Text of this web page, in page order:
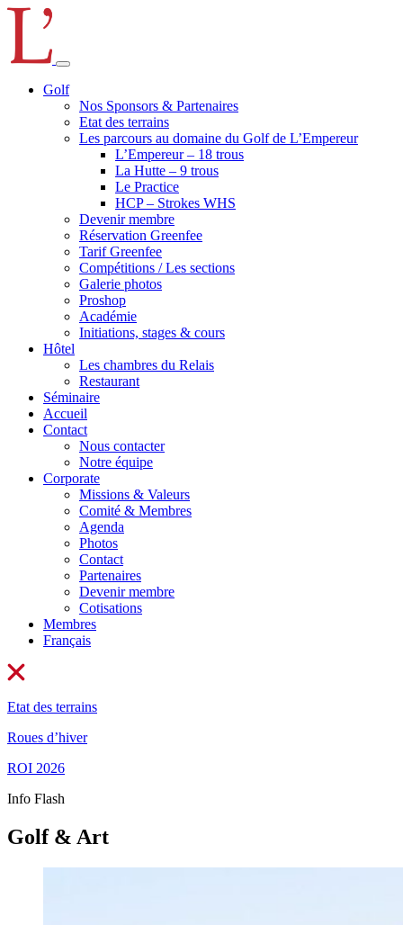
Golf
Nos Sponsors & Partenaires
Etat des terrains
Les parcours au domaine du Golf de L’Empereur
L’Empereur – 18 trous
La Hutte – 9 trous
Le Practice
HCP – Strokes WHS
Devenir membre
Réservation Greenfee
Tarif Greenfee
Compétitions / Les sections
Galerie photos
Proshop
Académie
Initiations, stages & cours
Hôtel
Les chambres du Relais
Restaurant
Séminaire
Accueil
Contact
Nous contacter
Notre équipe
Corporate
Missions & Valeurs
Comité & Membres
Agenda
Photos
Contact
Partenaires
Devenir membre
Cotisations
Membres
Français
Etat des terrains
Roues d’hiver
ROI 2026
Info Flash
Golf & Art